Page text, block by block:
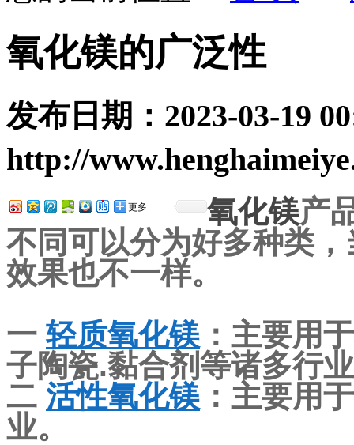
氧化镁的广泛性
发布日期： 2023-03-19
http://
更多 氧化镁产
不同可以分为好多种类
效果也不一样。
一 轻质氧化镁 ：主要用
子陶瓷.黏合剂等诸多行
二 活性氧化镁 ：主要用
业。